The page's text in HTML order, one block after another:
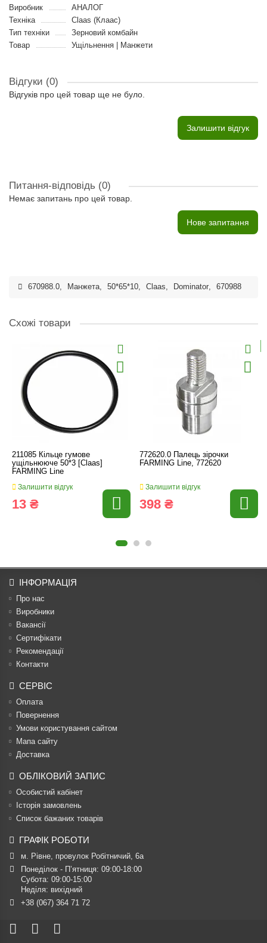
Виробник
АНАЛОГ
Техніка
Claas (Клаас)
Тип техніки
Зерновий комбайн
Товар
Ущільнення | Манжети
Відгуки (0)
Відгуків про цей товар ще не було.
Залишити відгук
Питання-відповідь (0)
Немає запитань про цей товар.
Нове запитання
670988.0, Манжета, 50*65*10, Claas, Dominator, 670988
Схожі товари
211085 Кільце гумове
ущільнююче 50*3 [Claas]
FARMING Line
Залишити відгук
13 ₴
772620.0 Палець зірочки
FARMING Line, 772620
Залишити відгук
398 ₴
ІНФОРМАЦІЯ
Про нас
Виробники
Вакансії
Сертифікати
Рекомендації
Контакти
СЕРВІС
Оплата
Повернення
Умови користування сайтом
Мапа сайту
Доставка
ОБЛІКОВИЙ ЗАПИС
Особистий кабінет
Історія замовлень
Список бажаних товарів
ГРАФІК РОБОТИ
м. Рівне, провулок Робітничий, 6а
Понеділок - П’ятниця: 09:00-18:00
Субота: 09:00-15:00
Неділя: вихідний
+38 (067) 364 71 72